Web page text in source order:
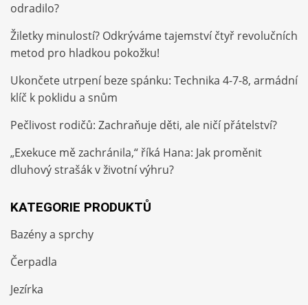
odradilo?
Žiletky minulostí? Odkrýváme tajemství čtyř revolučních
metod pro hladkou pokožku!
Ukončete utrpení beze spánku: Technika 4-7-8, armádní
klíč k poklidu a snům
Pečlivost rodičů: Zachraňuje děti, ale ničí přátelství?
„Exekuce mě zachránila,“ říká Hana: Jak proměnit
dluhový strašák v životní výhru?
KATEGORIE PRODUKTŮ
Bazény a sprchy
Čerpadla
Jezírka